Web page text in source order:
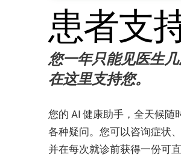
患者支
您一年只能见医生
在这里支持您。
您的 AI 健康助手，全天候随
各种疑问。您可以咨询症状
并在每次就诊前获得一份可